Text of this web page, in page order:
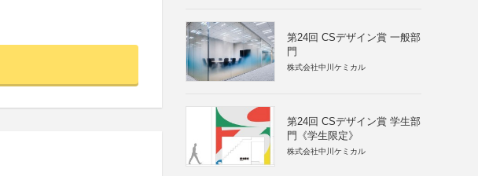
第24回 CSデザイン賞 一般部
門
株式会社中川ケミカル
第24回 CSデザイン賞 学生部
門《学生限定》
株式会社中川ケミカル